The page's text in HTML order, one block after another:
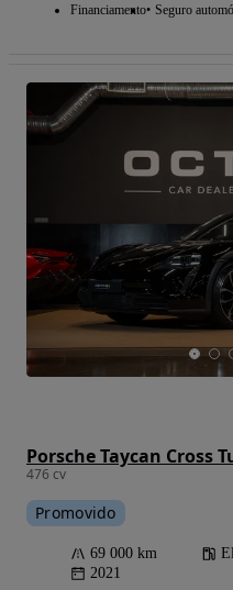
Financiamento Seguro
Porsche Taycan Cross
476 cv
Promovido
69 000 km
2021